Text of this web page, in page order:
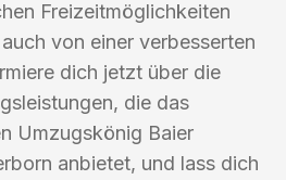
Freizeitmöglichkeiten
von einer verbesserten
dich jetzt über die
die das
Umzugskönig Baier
anbietet, und lass dich